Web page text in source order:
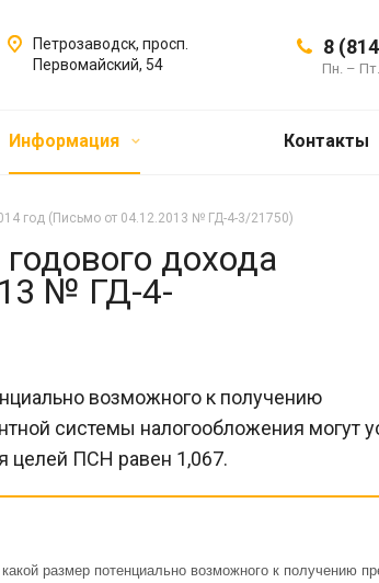
8
Пн. –
Петрозаводск, просп.
Первомайский, 54
Информация Контакты
год (Письмо от 04.12.2013 № ГД-4-3/21750)
дохода
№ ГД-4-
возможного к получению
системы налогообложения могут
целей ПСН равен 1,067.
размер потенциально возможного к получению